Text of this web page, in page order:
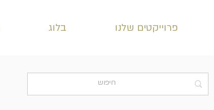
פרוייקטים שלנו בלוג